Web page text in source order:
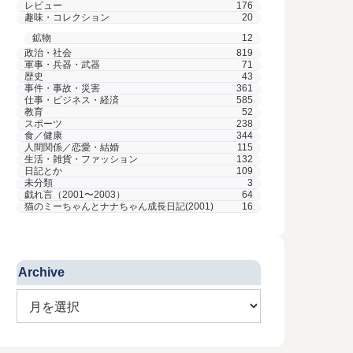
レビュー
176
趣味・コレクション
20
鉱物
12
政治・社会
819
軍事・兵器・武器
71
歴史
43
事件・事故・災害
361
仕事・ビジネス・経済
585
教育
52
スポーツ
238
食／健康
344
人間関係／恋愛・結婚
115
生活・雑貨・ファッション
132
日記とか
109
未分類
3
戯れ言（2001〜2003）
64
猫のミーちゃんとナナちゃん成長日記(2001)
16
Archive